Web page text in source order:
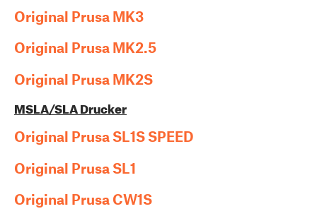
Original Prusa MK3
Original Prusa MK2.5
Original Prusa MK2S
MSLA/SLA Drucker
Original Prusa SL1S SPEED
Original Prusa SL1
Original Prusa CW1S